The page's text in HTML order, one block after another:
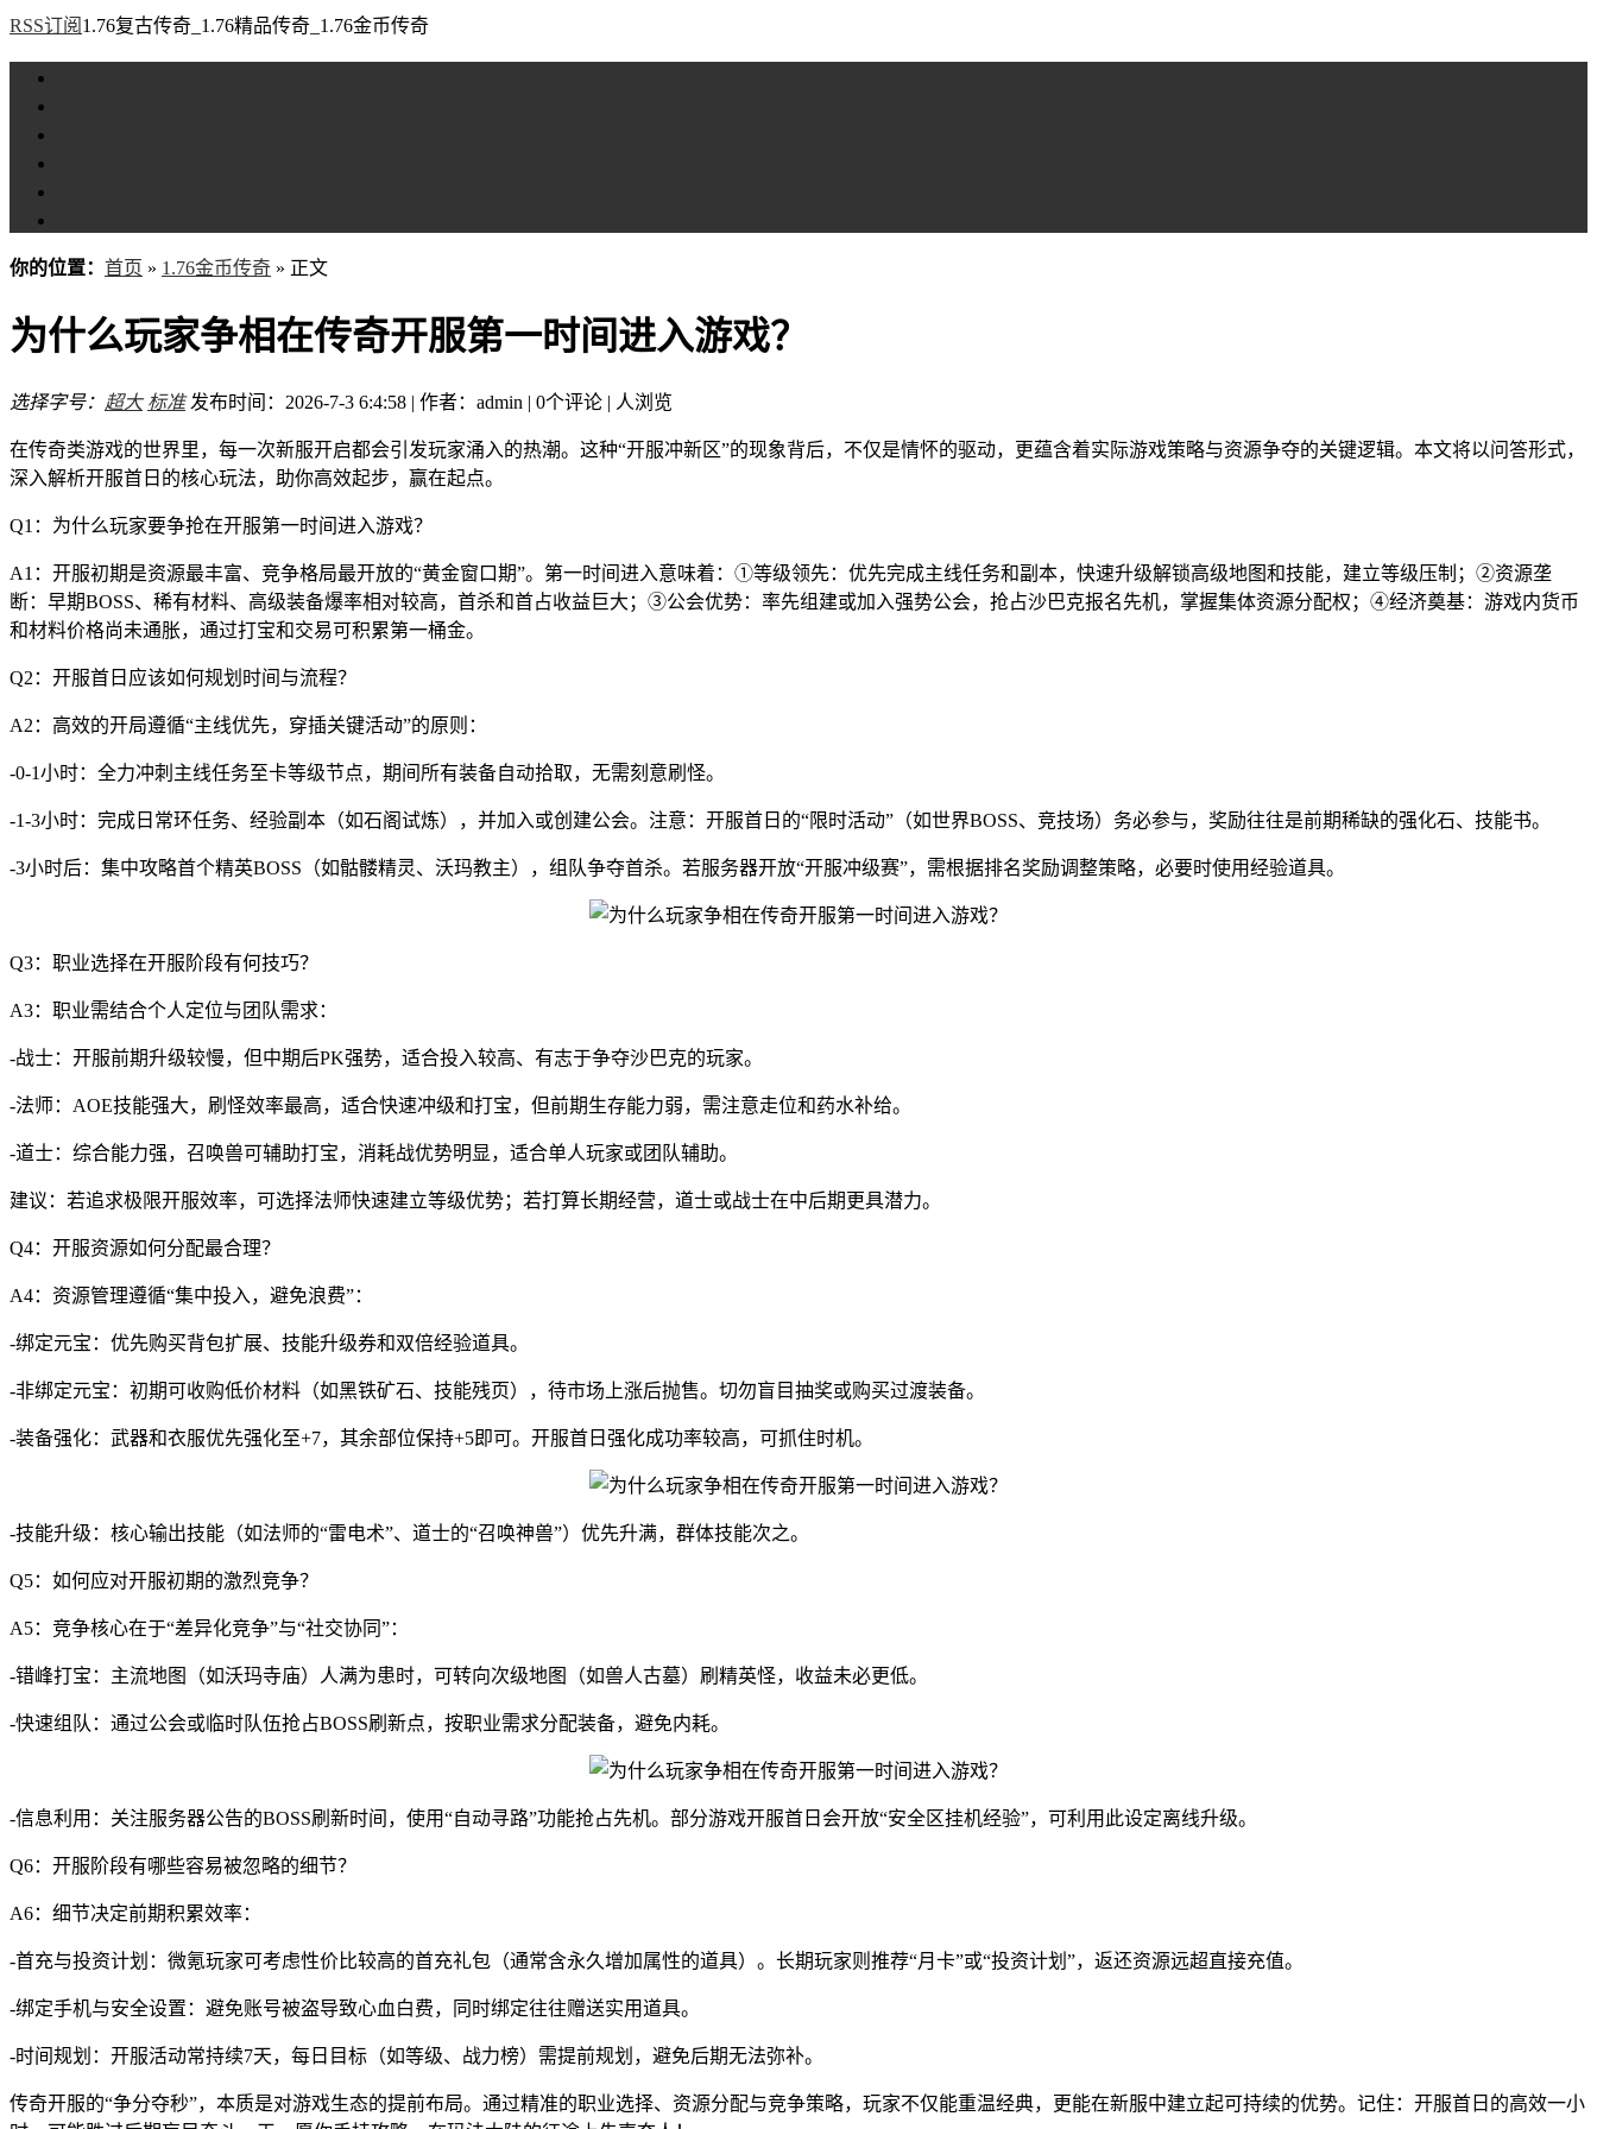
RSS订阅 1.76复古传奇_1.76精品传奇_1.76金币传奇
你的位置： 首页 » 1.76金币传奇 » 正文
为什么玩家争相在传奇开服第一时间进入游戏？
选择字号： 超大 标准 发布时间：2026-7-3 6:4:58 | 作者：admin | 0个评论 | 人浏览
在传奇类游戏的世界里，每一次新服开启都会引发玩家涌入的热潮。这种“开服冲新区”的现象背后，不仅是情怀的驱动，更蕴含着实际游戏策略与资源争夺的关键逻辑。本文将以问答形式，
深入解析开服首日的核心玩法，助你高效起步，赢在起点。
Q1：为什么玩家要争抢在开服第一时间进入游戏？
A1：开服初期是资源最丰富、竞争格局最开放的“黄金窗口期”。第一时间进入意味着：①等级领先：优先完成主线任务和副本，快速升级解锁高级地图和技能，建立等级压制；②资源垄
断：早期BOSS、稀有材料、高级装备爆率相对较高，首杀和首占收益巨大；③公会优势：率先组建或加入强势公会，抢占沙巴克报名先机，掌握集体资源分配权；④经济奠基：游戏内货币
和材料价格尚未通胀，通过打宝和交易可积累第一桶金。
Q2：开服首日应该如何规划时间与流程？
A2：高效的开局遵循“主线优先，穿插关键活动”的原则：
-0-1小时：全力冲刺主线任务至卡等级节点，期间所有装备自动拾取，无需刻意刷怪。
-1-3小时：完成日常环任务、经验副本（如石阁试炼），并加入或创建公会。注意：开服首日的“限时活动”（如世界BOSS、竞技场）务必参与，奖励往往是前期稀缺的强化石、技能书。
-3小时后：集中攻略首个精英BOSS（如骷髅精灵、沃玛教主），组队争夺首杀。若服务器开放“开服冲级赛”，需根据排名奖励调整策略，必要时使用经验道具。
Q3：职业选择在开服阶段有何技巧？
A3：职业需结合个人定位与团队需求：
-战士：开服前期升级较慢，但中期后PK强势，适合投入较高、有志于争夺沙巴克的玩家。
-法师：AOE技能强大，刷怪效率最高，适合快速冲级和打宝，但前期生存能力弱，需注意走位和药水补给。
-道士：综合能力强，召唤兽可辅助打宝，消耗战优势明显，适合单人玩家或团队辅助。
建议：若追求极限开服效率，可选择法师快速建立等级优势；若打算长期经营，道士或战士在中后期更具潜力。
Q4：开服资源如何分配最合理？
A4：资源管理遵循“集中投入，避免浪费”：
-绑定元宝：优先购买背包扩展、技能升级券和双倍经验道具。
-非绑定元宝：初期可收购低价材料（如黑铁矿石、技能残页），待市场上涨后抛售。切勿盲目抽奖或购买过渡装备。
-装备强化：武器和衣服优先强化至+7，其余部位保持+5即可。开服首日强化成功率较高，可抓住时机。
-技能升级：核心输出技能（如法师的“雷电术”、道士的“召唤神兽”）优先升满，群体技能次之。
Q5：如何应对开服初期的激烈竞争？
A5：竞争核心在于“差异化竞争”与“社交协同”：
-错峰打宝：主流地图（如沃玛寺庙）人满为患时，可转向次级地图（如兽人古墓）刷精英怪，收益未必更低。
-快速组队：通过公会或临时队伍抢占BOSS刷新点，按职业需求分配装备，避免内耗。
-信息利用：关注服务器公告的BOSS刷新时间，使用“自动寻路”功能抢占先机。部分游戏开服首日会开放“安全区挂机经验”，可利用此设定离线升级。
Q6：开服阶段有哪些容易被忽略的细节？
A6：细节决定前期积累效率：
-首充与投资计划：微氪玩家可考虑性价比较高的首充礼包（通常含永久增加属性的道具）。长期玩家则推荐“月卡”或“投资计划”，返还资源远超直接充值。
-绑定手机与安全设置：避免账号被盗导致心血白费，同时绑定往往赠送实用道具。
-时间规划：开服活动常持续7天，每日目标（如等级、战力榜）需提前规划，避免后期无法弥补。
传奇开服的“争分夺秒”，本质是对游戏生态的提前布局。通过精准的职业选择、资源分配与竞争策略，玩家不仅能重温经典，更能在新服中建立起可持续的优势。记住：开服首日的高效一小